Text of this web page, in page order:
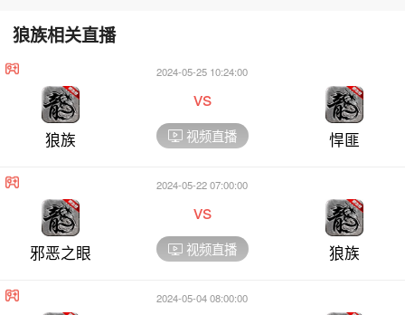
狼族相关直播
狼族
2024-05-25 10:24:00
vs
视频直播 悍匪
邪恶之眼
2024-05-22 07:00:00
vs
视频直播 狼族
2024-05-04 08:00:00